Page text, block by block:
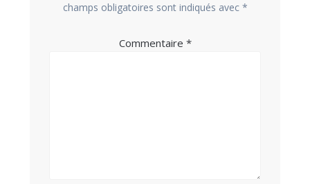
champs obligatoires sont indiqués avec *
Commentaire *